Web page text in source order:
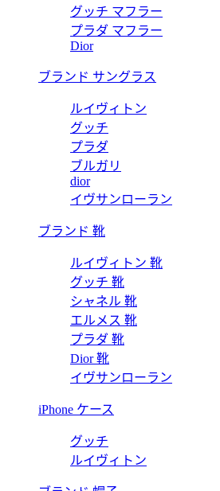
グッチ マフラー
プラダ マフラー
Dior
ブランド サングラス
ルイヴィトン
グッチ
プラダ
ブルガリ
dior
イヴサンローラン
ブランド 靴
ルイヴィトン 靴
グッチ 靴
シャネル 靴
エルメス 靴
プラダ 靴
Dior 靴
イヴサンローラン
iPhone ケース
グッチ
ルイヴィトン